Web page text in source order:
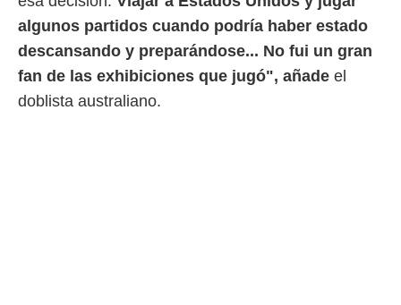
algunos partidos cuando podría haber estado
descansando y preparándose... No fui un gran
fan de las exhibiciones que jugó", añade el
doblista australiano.